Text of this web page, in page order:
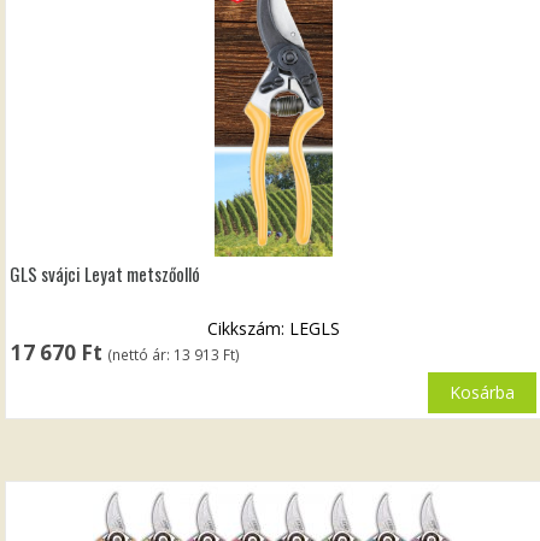
GLS svájci Leyat metszőolló
17 670 Ft (nettó ár: 13 913 Ft)
Cikkszám: LEGLS
Kosárba